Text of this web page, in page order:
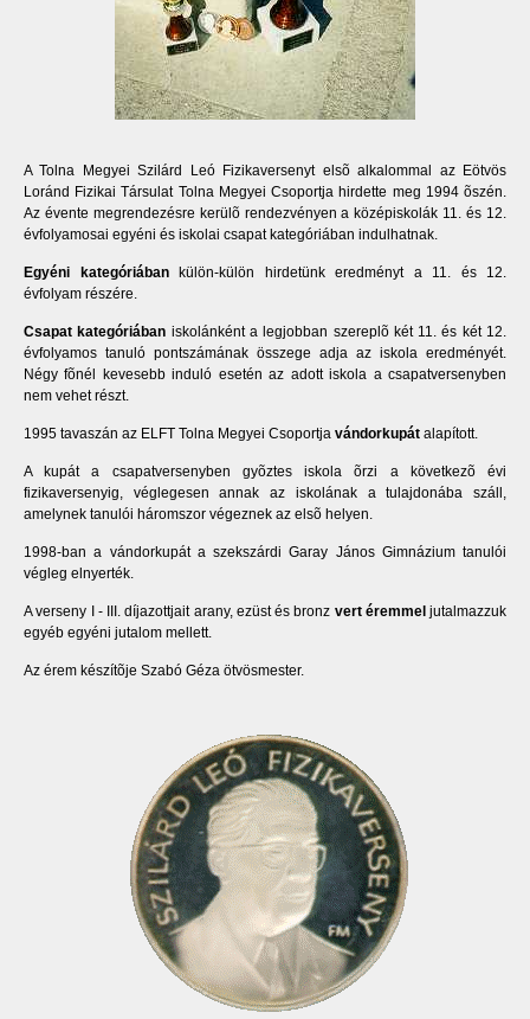
A Tolna Megyei Szilárd Leó Fizikaversenyt elsõ alkalommal az Eötvös
Loránd Fizikai Társulat Tolna Megyei Csoportja hirdette meg 1994 õszén.
Az évente megrendezésre kerülõ rendezvényen a középiskolák 11. és 12.
évfolyamosai egyéni és iskolai csapat kategóriában indulhatnak.
Egyéni kategóriábankülön-külön hirdetünk eredményt a 11. és 12.
évfolyam részére.
Csapat kategóriában iskolánként a legjobban szereplõ két 11. és két 12.
évfolyamos tanuló pontszámának összege adja az iskola eredményét.
Négy fõnél kevesebb induló esetén az adott iskola a csapatversenyben
nem vehet részt.
1995 tavaszán az ELFT Tolna Megyei Csoportja vándorkupát alapított.
A kupát a csapatversenyben gyõztes iskola õrzi a következõ évi
fizikaversenyig, véglegesen annak az iskolának a tulajdonába száll,
amelynek tanulói háromszor végeznek az elsõ helyen.
1998-ban a vándorkupát a szekszárdi Garay János Gimnázium tanulói
végleg elnyerték.
A verseny I - III. díjazottjait arany, ezüst és bronz vert éremmel jutalmazzuk
egyéb egyéni jutalom mellett.
Az érem készítõje Szabó Géza ötvösmester.